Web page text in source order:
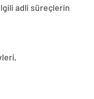
adli süreçlerin